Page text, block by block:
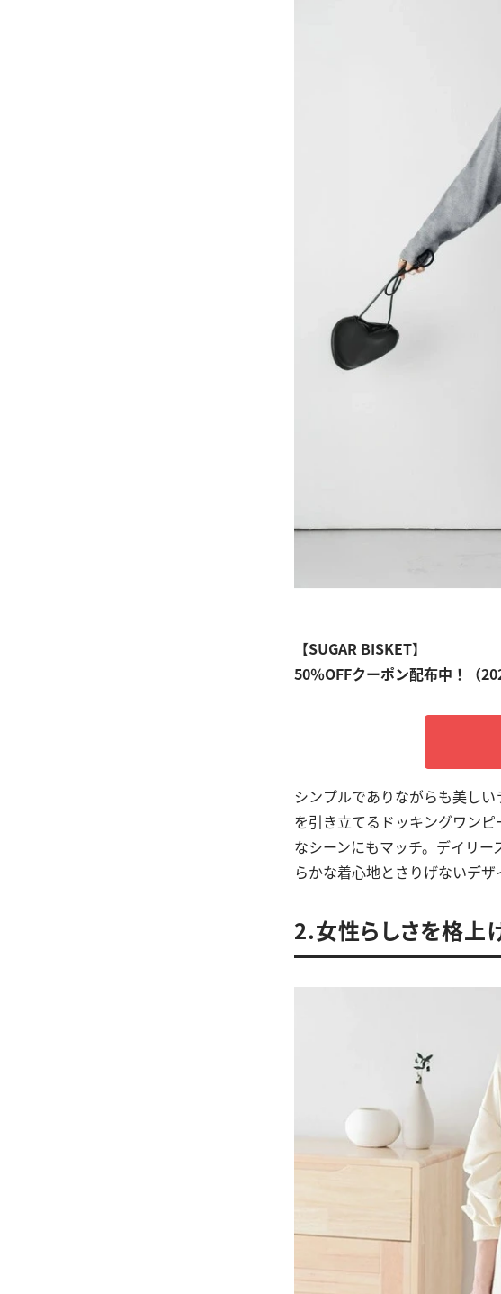
【SUGAR BISKET】
50％OFFクーポン配布中！（
シンプルでありながらも美し
を引き立てるドッキングワン
なシーンにもマッチ。デイリ
らかな着心地とさりげないデ
2.女性らしさを格上